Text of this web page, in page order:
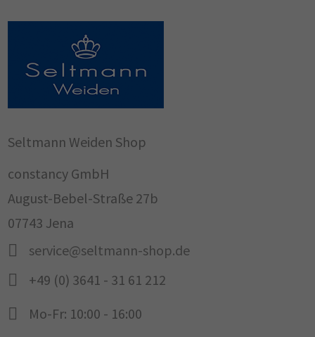
Seltmann Weiden Shop
constancy GmbH
August-Bebel-Straße 27b
07743 Jena
service@seltmann-shop.de
+49 (0) 3641 - 31 61 212
Mo-Fr: 10:00 - 16:00